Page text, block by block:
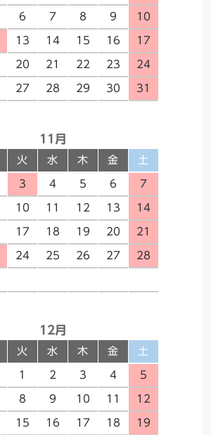
6 7 8 9 10
13 14 15 16 17
20 21 22 23 24
27 28 29 30 31
11月
火 水 木 金 土
3 4 5 6 7
10 11 12 13 14
17 18 19 20 21
24 25 26 27 28
12月
火 水 木 金 土
１ 2 3 4 5
8 9 10 11 12
15 16 17 18 19